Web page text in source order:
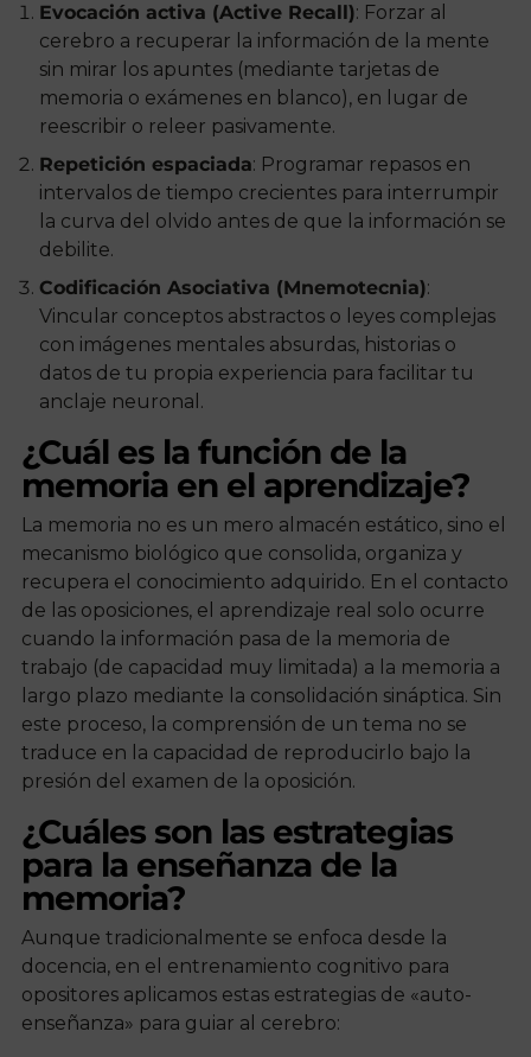
Evocación activa (Active Recall): Forzar al
cerebro a recuperar la información de la mente
sin mirar los apuntes (mediante tarjetas de
memoria o exámenes en blanco), en lugar de
reescribir o releer pasivamente.
Repetición espaciada: Programar repasos en
intervalos de tiempo crecientes para interrumpir
la curva del olvido antes de que la información se
debilite.
Codificación Asociativa (Mnemotecnia):
Vincular conceptos abstractos o leyes complejas
con imágenes mentales absurdas, historias o
datos de tu propia experiencia para facilitar tu
anclaje neuronal.
¿Cuál es la función de la
memoria en el aprendizaje?
La memoria no es un mero almacén estático, sino el
mecanismo biológico que consolida, organiza y
recupera el conocimiento adquirido. En el contacto
de las oposiciones, el aprendizaje real solo ocurre
cuando la información pasa de la memoria de
trabajo (de capacidad muy limitada) a la memoria a
largo plazo mediante la consolidación sináptica. Sin
este proceso, la comprensión de un tema no se
traduce en la capacidad de reproducirlo bajo la
presión del examen de la oposición.
¿Cuáles son las estrategias
para la enseñanza de la
memoria?
Aunque tradicionalmente se enfoca desde la
docencia, en el entrenamiento cognitivo para
opositores aplicamos estas estrategias de «auto-
enseñanza» para guiar al cerebro: